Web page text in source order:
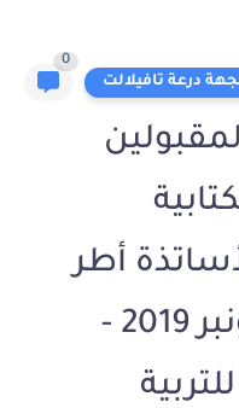
درعة تافيلالت
0
أطر
الأكاديميات دورة نونبر 2019 -